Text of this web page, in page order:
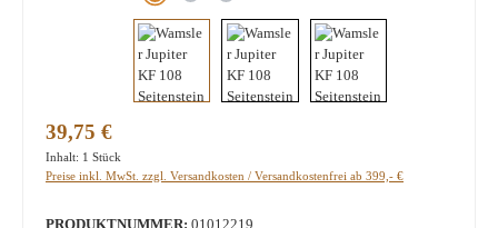
Regulärer Preis:
39,75 €
Inhalt: 1 Stück
Preise inkl. MwSt. zzgl. Versandkosten / Versandkostenfrei ab 399,- €